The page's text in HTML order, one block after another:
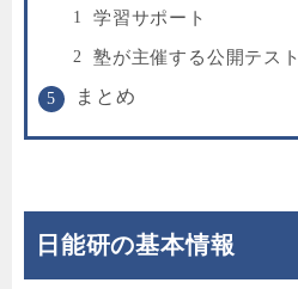
学習サポート
塾が主催する公開テスト
まとめ
日能研の基本情報